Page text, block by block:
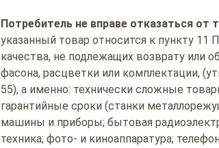
Потребитель не вправе отказаться
указанный товар относится к пункту
качества, не подлежащих возврату или
фасона, расцветки или комплектации,
55), а именно: технически сложные
гарантийные сроки (станки
машины и приборы; бытовая
техника; фото- и киноаппаратура;